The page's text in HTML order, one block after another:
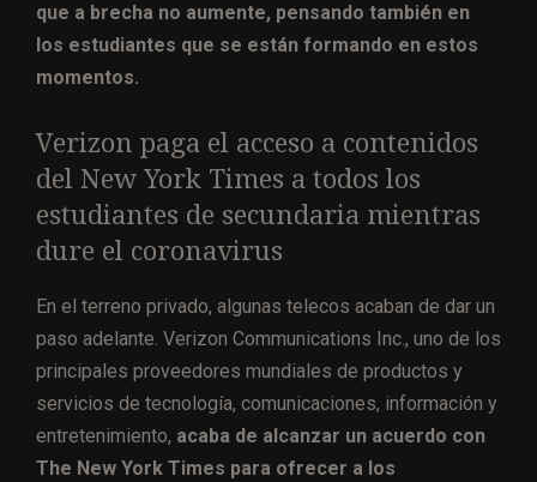
que a brecha no aumente, pensando también en
los estudiantes que se están formando en estos
momentos.
Verizon paga el acceso a contenidos
del New York Times a todos los
estudiantes de secundaria mientras
dure el coronavirus
En el terreno privado, algunas telecos acaban de dar un
paso adelante. Verizon Communications Inc., uno de los
principales proveedores mundiales de productos y
servicios de tecnología, comunicaciones, información y
entretenimiento, acaba de alcanzar un acuerdo con
The New York Times para ofrecer a los